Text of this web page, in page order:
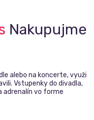
Nakupujme
alebo na koncerte, využi
Vstupenky do divadla,
adrenalín vo forme